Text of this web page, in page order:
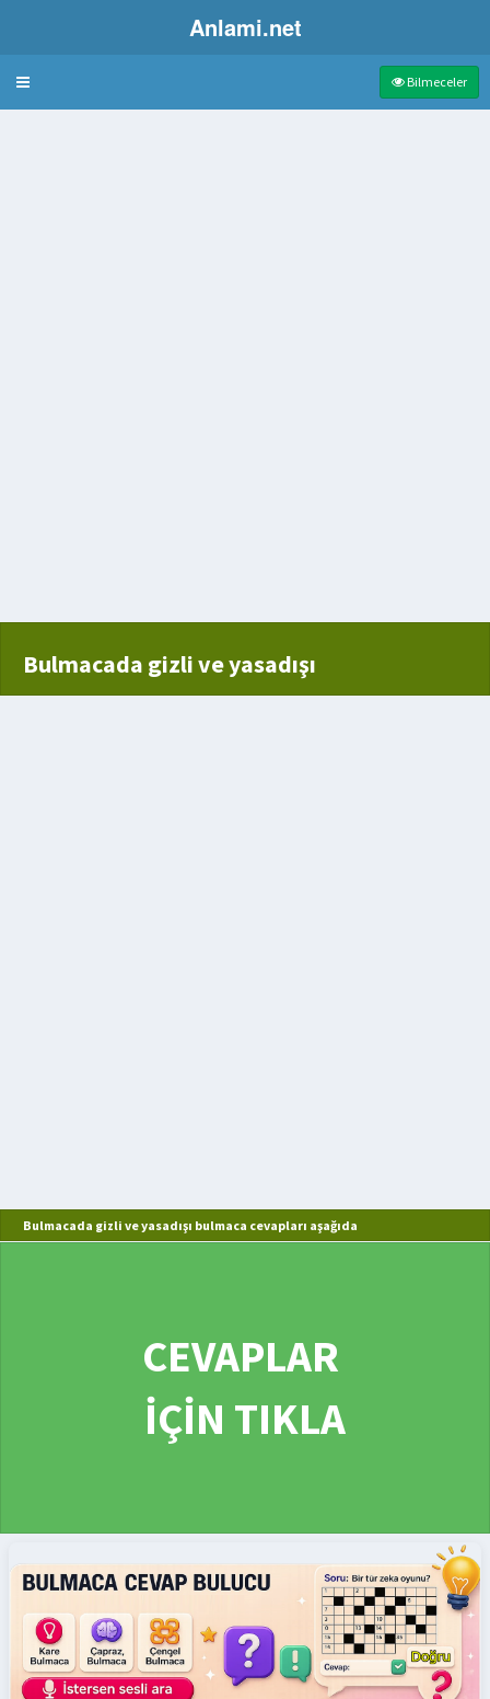
Anlami.net
Bulmaca Bilmeceler
Bulmacada gizli ve yasadışı
Bulmacada gizli ve yasadışı bulmaca cevapları aşağıda
CEVAPLAR
İÇİN TIKLA